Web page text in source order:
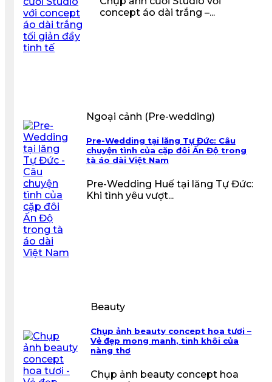
concept áo dài trắng –...
Ngoại cảnh (Pre-wedding)
Pre-Wedding tại lăng Tự Đức: Câu
chuyện tình của cặp đôi Ấn Độ trong
tà áo dài Việt Nam
Pre-Wedding Huế tại lăng Tự Đức:
Khi tình yêu vượt...
Beauty
Chụp ảnh beauty concept hoa tươi –
Vẻ đẹp mong manh, tinh khôi của
nàng thơ
Chụp ảnh beauty concept hoa